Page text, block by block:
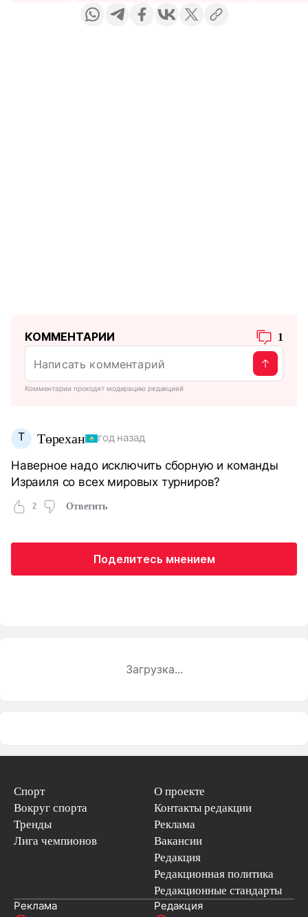
КОММЕНТАРИИ 1
Комментарии проходят модерацию редакцией
Т Төрехан год назад
Наверное надо исключить сборную и команды
Израиля со всех мировых турниров?
2 Ответить
Поделитесь мнением
Загрузка...
Спорт
Вокруг спорта
Тренды
Лига чемпионов
О проекте
Контакты редакции
Реклама
Вакансии
Редакция
Редакционная политика
Редакционные стандарты
Реклама Редакция